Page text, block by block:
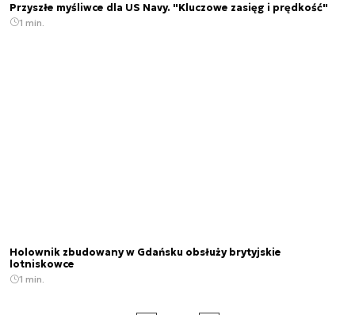
Przyszłe myśliwce dla US Navy. "Kluczowe zasięg i prędkość"
1 min.
Holownik zbudowany w Gdańsku obsłuży brytyjskie
lotniskowce
1 min.